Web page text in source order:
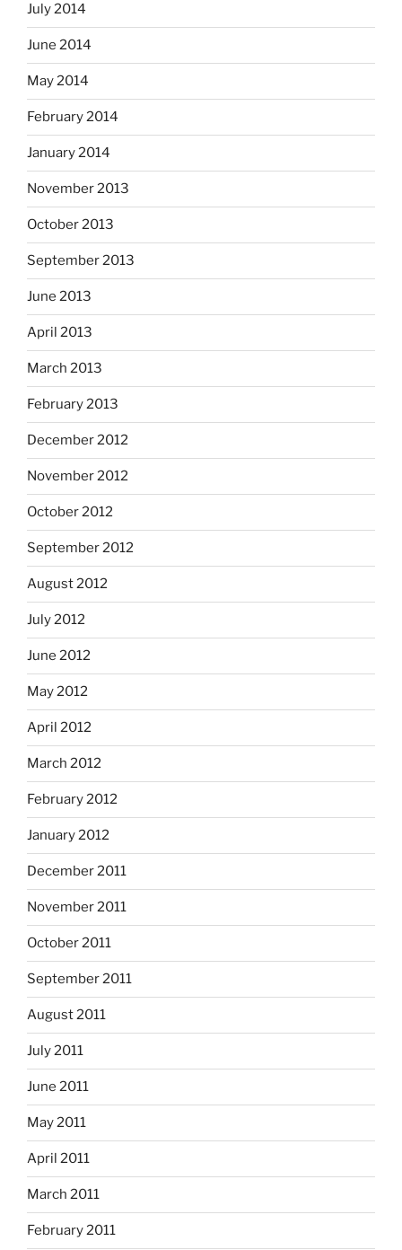
July 2014
June 2014
May 2014
February 2014
January 2014
November 2013
October 2013
September 2013
June 2013
April 2013
March 2013
February 2013
December 2012
November 2012
October 2012
September 2012
August 2012
July 2012
June 2012
May 2012
April 2012
March 2012
February 2012
January 2012
December 2011
November 2011
October 2011
September 2011
August 2011
July 2011
June 2011
May 2011
April 2011
March 2011
February 2011